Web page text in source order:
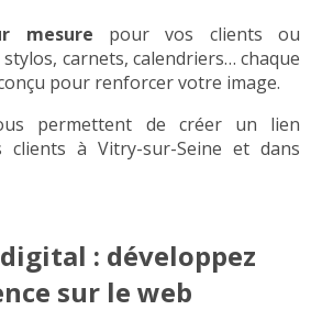
mesure pour vos clients ou
carnets, calendriers… chaque
pour renforcer votre image.
permettent de créer un lien
clients à Vitry-sur-Seine et dans
: développez
sur le web